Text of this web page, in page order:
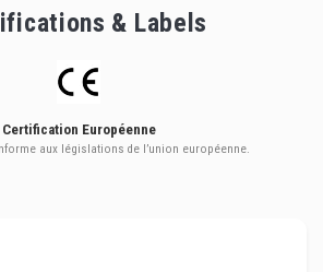
& Labels
Certification Européenne
aux législations de l’union européenne.